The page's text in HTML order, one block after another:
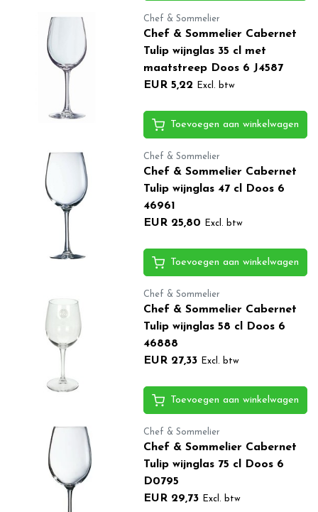
Chef & Sommelier
Chef & Sommelier Cabernet
Tulip wijnglas 35 cl met
maatstreep Doos 6 J4587
EUR 5,22
Excl. btw
Toevoegen aan winkelwagen
Chef & Sommelier
Chef & Sommelier Cabernet
Tulip wijnglas 47 cl Doos 6
46961
EUR 25,80
Excl. btw
Toevoegen aan winkelwagen
Chef & Sommelier
Chef & Sommelier Cabernet
Tulip wijnglas 58 cl Doos 6
46888
EUR 27,33
Excl. btw
Toevoegen aan winkelwagen
Chef & Sommelier
Chef & Sommelier Cabernet
Tulip wijnglas 75 cl Doos 6
D0795
EUR 29,73
Excl. btw